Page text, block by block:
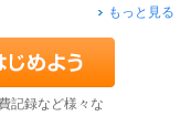
もっと見る
記録など様々な